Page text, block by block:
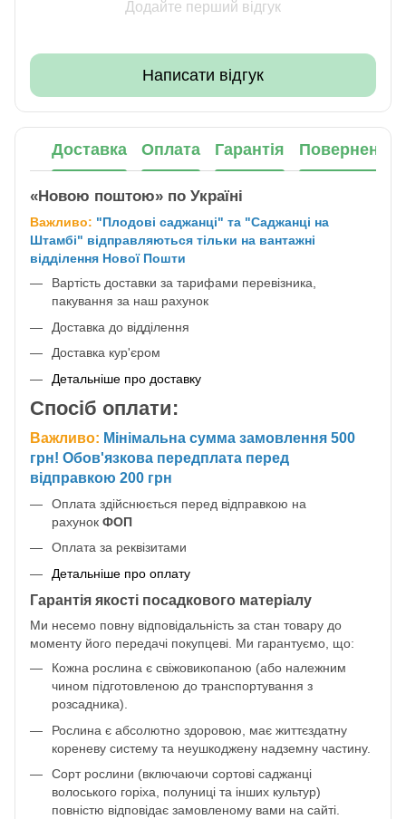
Додайте перший відгук
Написати відгук
Доставка Оплата Гарантія Повернення
«Новою поштою» по Україні
Важливо: "Плодові саджанці" та "Саджанці на
Штамбі" відправляються тільки на вантажні
відділення Нової Пошти
Вартість доставки за тарифами перевізника,
пакування за наш рахунок
Доставка до відділення
Доставка кур'єром
Детальніше про доставку
Спосіб оплати:
Важливо: Мінімальна сумма замовлення 500
грн! Обов'язкова передплата перед
відправкою 200 грн
Оплата здійснюється перед відправкою на
рахунок ФОП
Оплата за реквізитами
Детальніше про оплату
Гарантія якості посадкового матеріалу
Ми несемо повну відповідальність за стан товару до
моменту його передачі покупцеві. Ми гарантуємо, що:
Кожна рослина є свіжовикопаною (або належним
чином підготовленою до транспортування з
розсадника).
Рослина є абсолютно здоровою, має життєздатну
кореневу систему та неушкоджену надземну частину.
Сорт рослини (включаючи сортові саджанці
волоського горіха, полуниці та інших культур)
повністю відповідає замовленому вами на сайті.